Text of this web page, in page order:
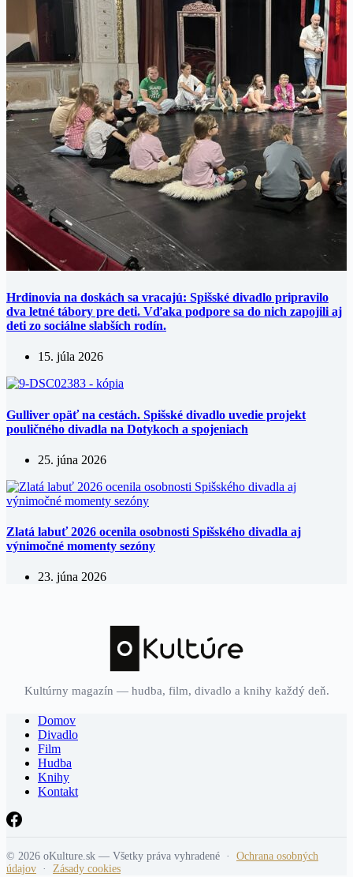
Hrdinovia na doskách sa vracajú: Spišské divadlo pripravilo
dva letné tábory pre deti. Vďaka podpore sa do nich zapojili aj
deti zo sociálne slabších rodín.
15. júla 2026
Gulliver opäť na cestách. Spišské divadlo uvedie projekt
pouličného divadla na Dotykoch a spojeniach
25. júna 2026
Zlatá labuť 2026 ocenila osobnosti Spišského divadla aj
výnimočné momenty sezóny
23. júna 2026
Kultúrny magazín — hudba, film, divadlo a knihy každý deň.
Domov
Divadlo
Film
Hudba
Knihy
Kontakt
© 2026 oKulture.sk — Všetky práva vyhradené · Ochrana osobných
údajov · Zásady cookies